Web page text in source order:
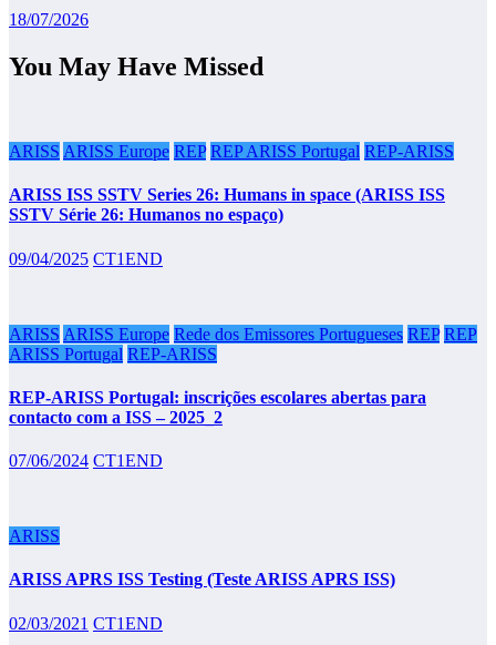
18/07/2026
You May Have Missed
ARISS ARISS Europe REP REP ARISS Portugal REP-ARISS
ARISS ISS SSTV Series 26: Humans in space (ARISS ISS
SSTV Série 26: Humanos no espaço)
09/04/2025 CT1END
ARISS ARISS Europe Rede dos Emissores Portugueses REP REP
ARISS Portugal REP-ARISS
REP-ARISS Portugal: inscrições escolares abertas para
contacto com a ISS – 2025_2
07/06/2024 CT1END
ARISS
ARISS APRS ISS Testing (Teste ARISS APRS ISS)
02/03/2021 CT1END